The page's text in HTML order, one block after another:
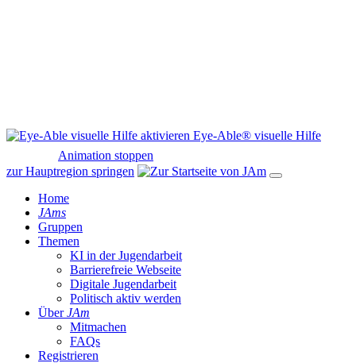
Eye-Able® visuelle Hilfe
Animation stoppen
zur Hauptregion springen
Home
JAms
Gruppen
Themen
KI in der Jugendarbeit
Barrierefreie Webseite
Digitale Jugendarbeit
Politisch aktiv werden
ÜberJAm
Mitmachen
FAQs
Registrieren